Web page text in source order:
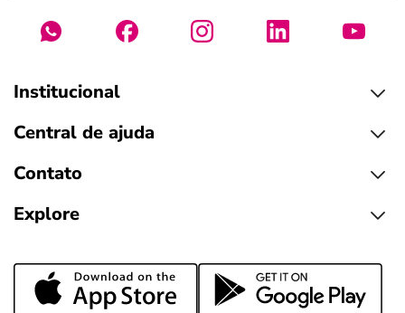
Institucional
Central de ajuda
Contato
Explore